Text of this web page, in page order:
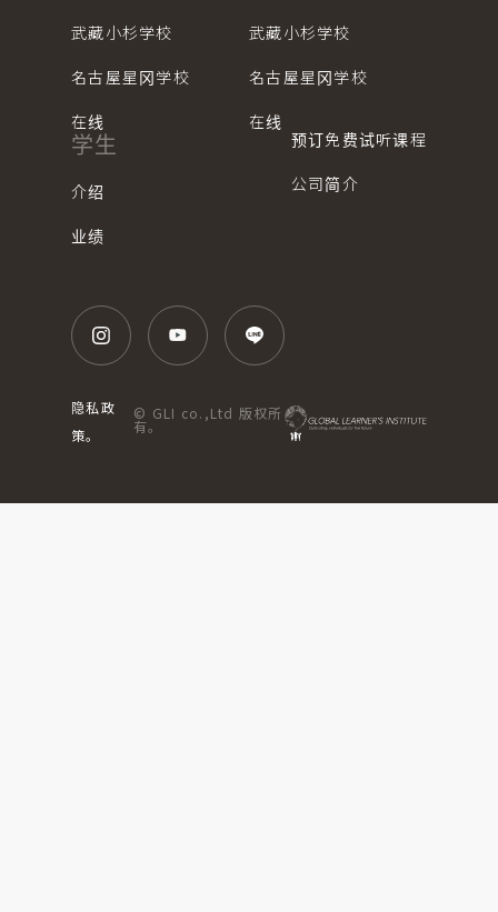
武藏小杉学校
名古屋星冈学校
在线
武藏小杉学校
名古屋星冈学校
在线
学生
介绍
业绩
预订免费试听课程
公司简介
隐私政
策。
© GLI co.,Ltd 版权所
有。